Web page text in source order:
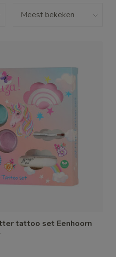
tattoo set Eenhoorn